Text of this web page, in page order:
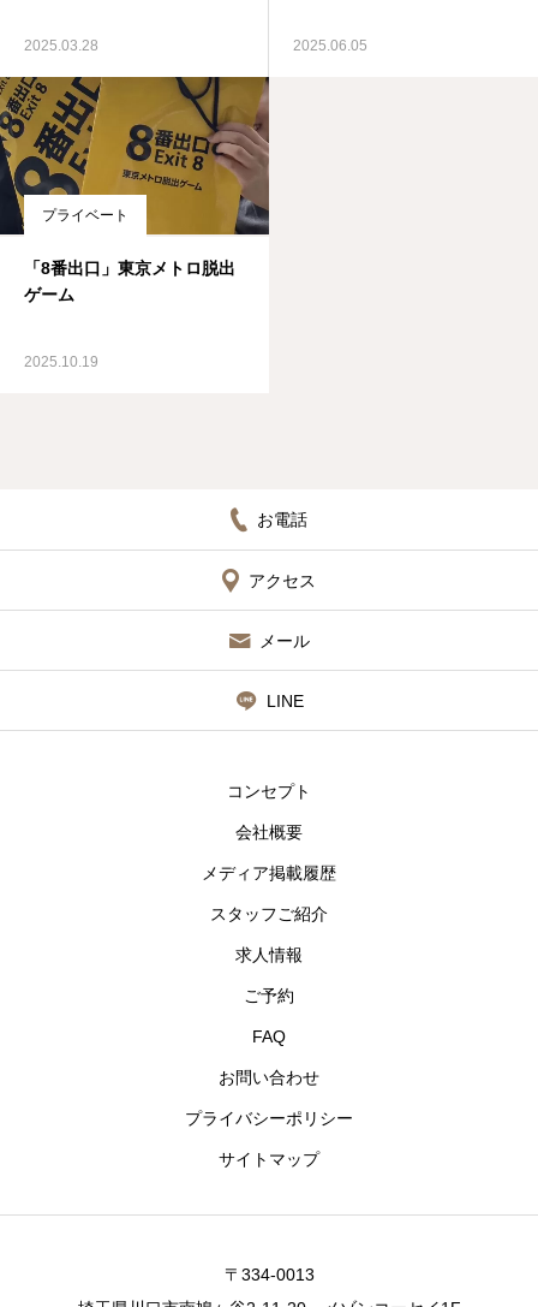
2025.03.28 2025.06.05
プライベート
「8番出口」東京メトロ脱出
ゲーム
2025.10.19
お電話
アクセス
メール
LINE
コンセプト
会社概要
メディア掲載履歴
スタッフご紹介
求人情報
ご予約
FAQ
お問い合わせ
プライバシーポリシー
サイトマップ
〒334-0013